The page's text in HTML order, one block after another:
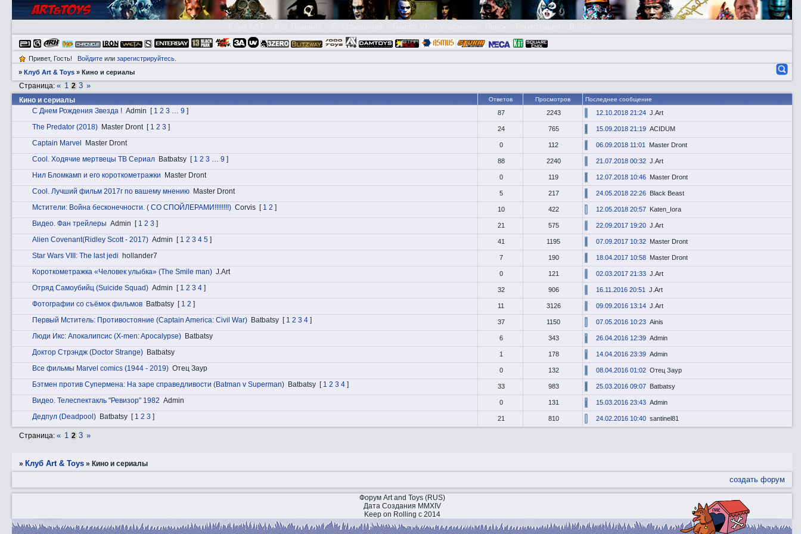
Привет, Гость! Войдитеили зарегистрируйтесь.
»Клуб Art & Toys »Кино и сериалы
Кино и сериалы
Страница:« 1 2 3 »
Ответов Просмотров Последнее сообщение
С Днем Рождения Звезда ! Admin [ 1 2 3 … 9 ] 87 2243 12.10.2018 21:24 J.Art
The Predator (2018) Master Dront [ 1 2 3 ] 24 765 15.09.2018 21:19 ACIDUM
Captain Marvel Master Dront 0 112 06.09.2018 11:01 Master Dront
Cоol. Ходячие мертвецы ТВ Сериал Batbatsy [ 1 2 3 … 9 ] 88 2240 21.07.2018 00:32 J.Art
Нил Бломкамп и его короткометражки Master Dront 0 119 12.07.2018 10:46 Master Dront
Cоol. Лучший фильм 2017г по вашему мнению Master Dront 5 217 24.05.2018 22:26 Black Beast
Мстители: Война бесконечности. ( СО СПОЙЛЕРАМИ!!!!!!!!) Corvis [ 1 2 ] 10 422 12.05.2018 20:57 Katen_Iora
Видeо. Фан трейлеры Admin [ 1 2 3 ] 21 575 22.09.2017 19:20 J.Art
Alien Covenant(Ridley Scott - 2017) Admin [ 1 2 3 4 5 ] 41 1195 07.09.2017 10:32 Master Dront
Star Wars VIII: The last jedi hollander7 7 190 18.04.2017 10:58 Master Dront
Короткометражка «Человек улыбка» (The Smile man) J.Art 0 121 02.03.2017 21:33 J.Art
Отряд Самоубийц (Suicide Squad) Admin [ 1 2 3 4 ] 32 906 16.11.2016 20:51 J.Art
Фотографии со съёмок фильмов Batbatsy [ 1 2 ] 11 3126 09.09.2016 13:14 J.Art
Первый Мститель: Противостояние (Captain America: Civil War) Batbatsy [ 1 2 3 4 ] 37 1150 07.05.2016 10:23 Ainis
Люди Икс: Апокалипсис (X-men: Apocalypse) Batbatsy 6 343 26.04.2016 12:39 Admin
Доктор Стрэндж (Doctor Strange) Batbatsy 1 178 14.04.2016 23:39 Admin
Все фильмы Marvel comics (1944 - 2019) Отец Заур 0 132 08.04.2016 01:02 Отец Заур
Бэтмен против Супермена: На заре справедливости (Batman v Superman) Batbatsy [ 1 2 3 4 ] 33 983 25.03.2016 09:07 Batbatsy
Видeо. Телеспектакль "Ревизор" 1982 Admin 0 131 15.03.2016 23:43 Admin
Дедпул (Deadpool) Batbatsy [ 1 2 3 ] 21 810 24.02.2016 10:40 santinel81
Страница:« 1 2 3 »
» Клуб Art & Toys »Кино и сериалы
создать форум
Форум Art and Toys (RUS)
Дата Создания MMXIV
Keep on Rolling с 2014